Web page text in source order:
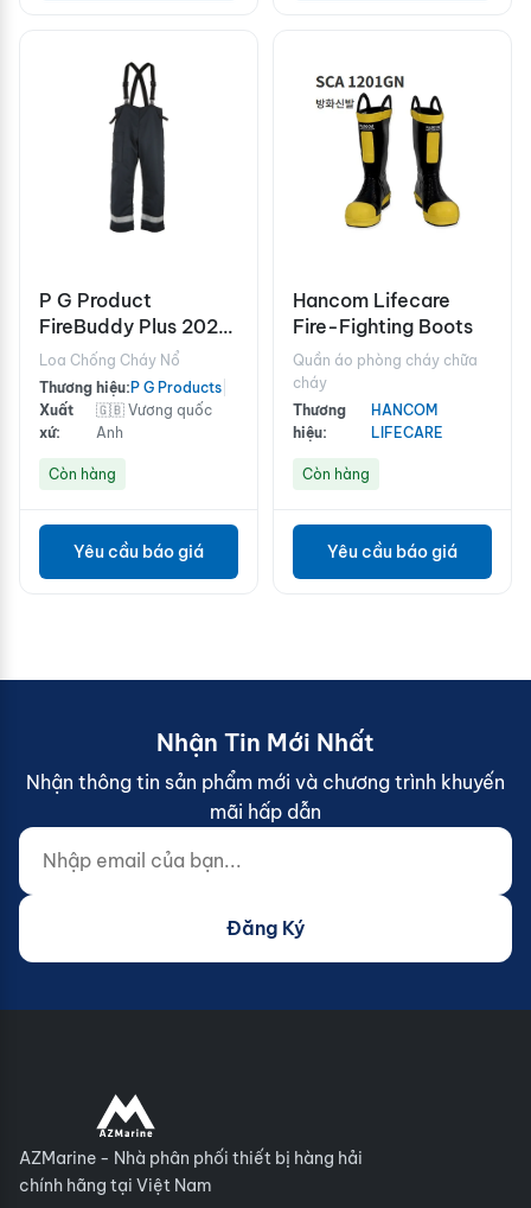
P G Product
FireBuddy Plus 2020
Trs MED Large Red
Plain
Loa Chống Cháy Nổ
Thương hiệu: P G Products
Xuất
xứ:
🇬🇧 Vương quốc
Anh
Còn hàng
Yêu cầu báo giá
Hancom Lifecare
Fire-Fighting Boots
Quần áo phòng cháy chữa
cháy
Thương
hiệu:
HANCOM
LIFECARE
Còn hàng
Yêu cầu báo giá
Nhận Tin Mới Nhất
Nhận thông tin sản phẩm mới và chương trình khuyến
mãi hấp dẫn
Nhập email của bạn...
Website (do not fill)
Đăng Ký
AZMarine - Nhà phân phối thiết bị hàng hải
chính hãng tại Việt Nam